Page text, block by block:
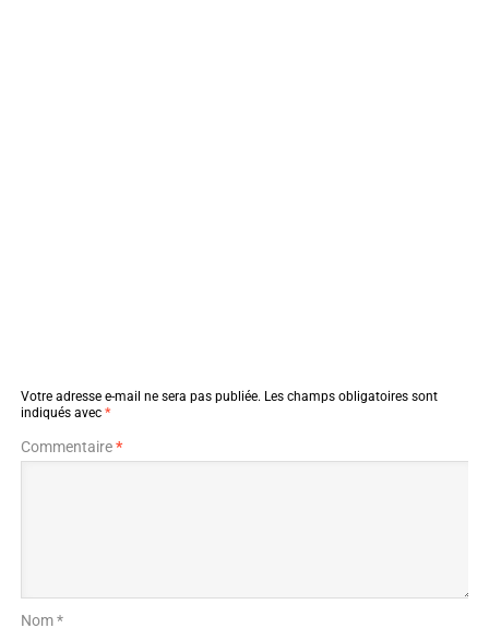
Votre adresse e-mail ne sera pas publiée. Les champs obligatoires sont
indiqués avec *
Commentaire*
Nom *